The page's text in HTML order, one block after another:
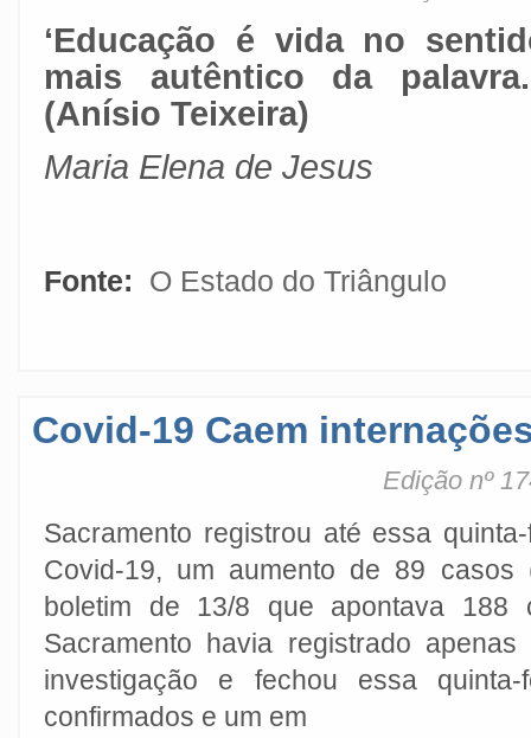
‘Educação é vida no
mais autêntico da
(Anísio Teixeira)
Maria Elena de Jesus
Fonte: O Estado do Triângulo
Covid-19 Caem
Edição nº
Sacramento registrou até essa
Covid-19, um aumento de 89 casos
boletim de 13/8 que apontava 188
Sacramento havia registrado
investigação e fechou essa
confirmados e um em